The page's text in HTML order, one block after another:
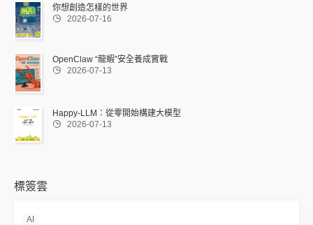
你想創造怎樣的世界
 2026-07-16
OpenClaw “龍蝦”安全養成實戰
 2026-07-13
Happy-LLM：從零開始構建大模型
 2026-07-13
標簽雲
AI